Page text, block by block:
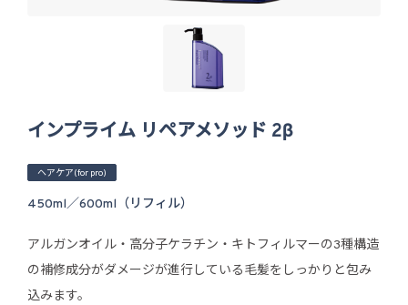
インプライム リペアメソッド 2β
ヘアケア(for pro)
450ml／600ml（リフィル）
アルガンオイル・高分子ケラチン・キトフィルマーの3種構造
の補修成分がダメージが進行している毛髪をしっかりと包み
込みます。